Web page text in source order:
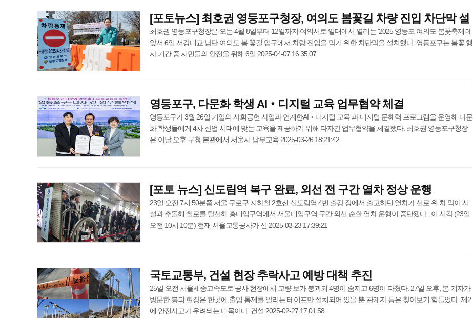
[포토뉴스] 최호권 영등포구청장, 여의도 봄꽃길 차량 진입 차단막 설
최호권 영등포구청장은 오는 4월 8일부터 12일까지 여의서로 일대에서 열리는 ‘2025 영등포 여의도 봄꽃축제’에
앞서 6일 서강대교 남단 여의도 봄 꽃길 입구에서 차량 진입을 막기 위한 차단막을 설치했다. 영등포구는 봄꽃 행
사 기간 중 시민들의 안전을 위해 6일 2025-04-07 16:35:07
영등포구, 다문화 학생 AI‧디지털 교육 업무협약 체결
영등포구가 3월 26일 기업의 사회공헌 사업과 연계한AI‧디지털 교육 과 디지털 문해력 프로그램을 운영해 다문
화 학생들에게 4차 산업 시대에 맞는 교육을 제공하기 위해 다자간 업무협약을 체결했다. 최호권 영등포구청장
은 이날 오후 구청 본관에서 서울시 남부교육 2025-03-26 18:21:42
[포토 뉴스] 신도림역 복구 완료, 외선 전 구간 열차 정상 운행
23일 오전 7시 50분쯤 서울 구로구 지하철 2호선 신도림역 4번 출강 장에서 출고하던 열차가 선로 위 차 막이 시
설과 추돌해 철로를 탈선해 홍대입구역에서 서울대입구역 구간 외선 순환 열차 운행이 중단됐다.. 이 시각 (23일
오전 10시 10분) 현재 서울교통공사가 신 2025-03-23 17:39:21
국토교통부, 건설 현장 추락사고 예방 대책 추진
25일 오전 서울세종고속도로 공사 현장에서 교량 보가 붕괴되 4명이 숨지고 6명이 다쳤다. 27일 오후, 본 기자가
방문한 붕괴 현장은 한곳에 출입 통제를 알리는 테이프만 설치되어 있을 뿐 관계자 등은 찾아보기 힘들었다. 제2
에 안전사고가 우려되는 대목이다. 건설 2025-02-27 17:01:58